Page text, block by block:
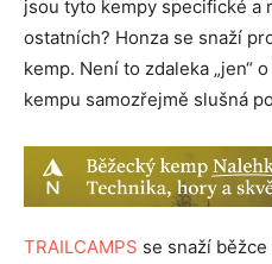
jsou tyto kempy specifické a
ostatních? Honza se snaží
kemp. Není to zdaleka „jen“
kempu samozřejmě slušná
TRAILCAMPS se snaží